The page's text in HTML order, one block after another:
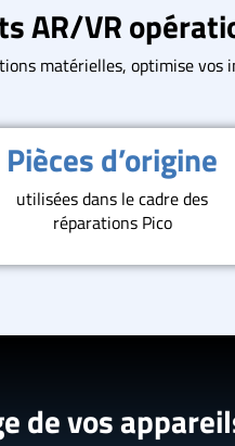
AR/VR
matérielles, optimise
Pièces d’origine
utilisées dans le cadre des
réparations Pico
de vos